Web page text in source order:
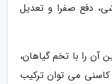
دفع صفرا و تعدیل
آن را با تخم گیاهان،
کاسنی می توان ترکیب